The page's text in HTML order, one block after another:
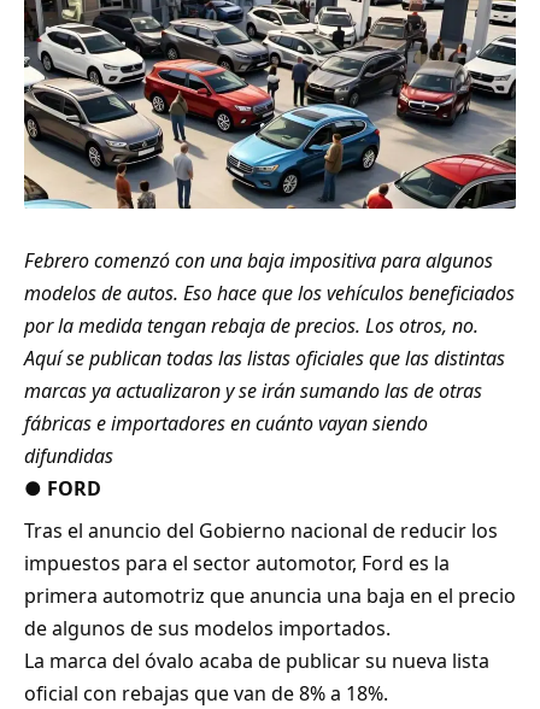
Febrero comenzó con una baja impositiva para algunos
modelos de autos. Eso hace que los vehículos beneficiados
por la medida tengan rebaja de precios. Los otros, no.
Aquí se publican todas las listas oficiales que las distintas
marcas ya actualizaron y se irán sumando las de otras
fábricas e importadores en cuánto vayan siendo
difundidas
● FORD
Tras el anuncio del Gobierno nacional de reducir los
impuestos para el sector automotor, Ford es la
primera automotriz que anuncia una baja en el precio
de algunos de sus modelos importados.
La marca del óvalo acaba de publicar su nueva lista
oficial con rebajas que van de 8% a 18%.